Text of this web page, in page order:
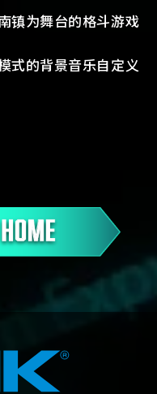
镇为舞台的格斗游戏
式的背景音乐自定义